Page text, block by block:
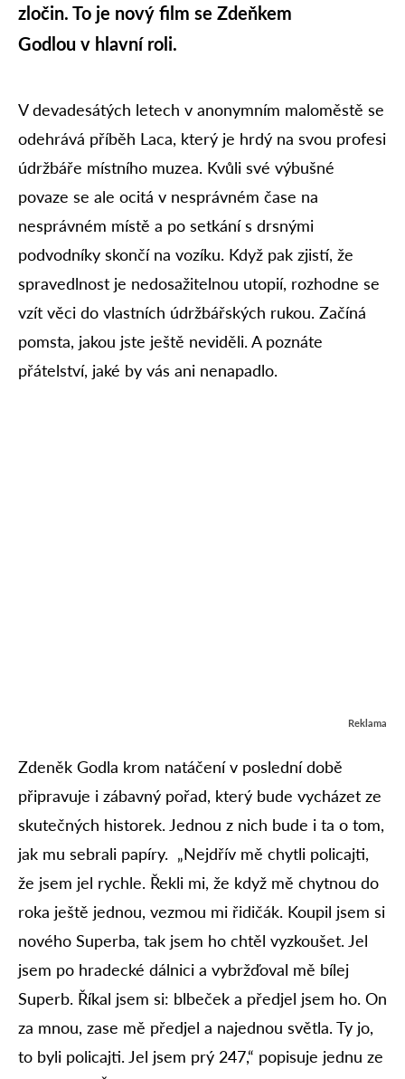
zločin. To je nový film se Zdeňkem
Godlou v hlavní roli.
V devadesátých letech v anonymním maloměstě se
odehrává příběh Laca, který je hrdý na svou profesi
údržbáře místního muzea. Kvůli své výbušné
povaze se ale ocitá v nesprávném čase na
nesprávném místě a po setkání s drsnými
podvodníky skončí na vozíku. Když pak zjistí, že
spravedlnost je nedosažitelnou utopií, rozhodne se
vzít věci do vlastních údržbářských rukou. Začíná
pomsta, jakou jste ještě neviděli. A poznáte
přátelství, jaké by vás ani nenapadlo.
Reklama
Zdeněk Godla krom natáčení v poslední době
připravuje i zábavný pořad, který bude vycházet ze
skutečných historek. Jednou z nich bude i ta o tom,
jak mu sebrali papíry. „Nejdřív mě chytli policajti,
že jsem jel rychle. Řekli mi, že když mě chytnou do
roka ještě jednou, vezmou mi řidičák. Koupil jsem si
nového Superba, tak jsem ho chtěl vyzkoušet. Jel
jsem po hradecké dálnici a vybržďoval mě bílej
Superb. Říkal jsem si: blbeček a předjel jsem ho. On
za mnou, zase mě předjel a najednou světla. Ty jo,
to byli policajti. Jel jsem prý 247,“ popisuje jednu ze